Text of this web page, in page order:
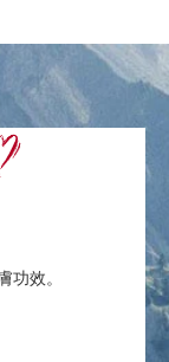
功效。